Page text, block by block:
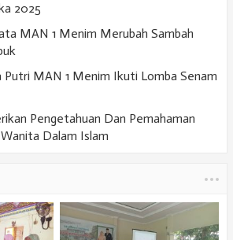
2025
MAN 1 Menim Merubah Sambah
Putri MAN 1 Menim Ikuti Lomba Senam
Pengetahuan Dan Pemahaman
Dalam Islam